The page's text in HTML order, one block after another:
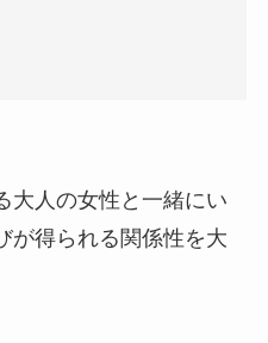
大人の女性と一緒にい
が得られる関係性を大